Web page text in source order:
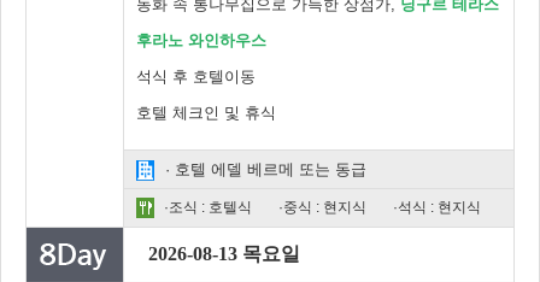
동화 속 통나무집으로 가득한 상점가, 닝구르 테라스
후라노 와인하우스
석식 후 호텔이동
호텔 체크인 및 휴식
· 호텔 에델 베르메 또는 동급
·조식 : 호텔식 ·중식 : 현지식 ·석식 : 현지식
2026-08-13 목요일